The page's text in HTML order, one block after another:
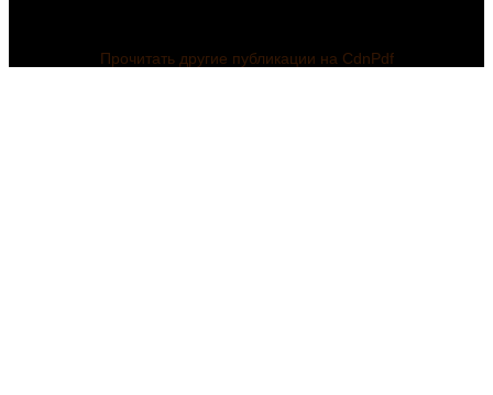
Прочитать другие публикации на CdnPdf